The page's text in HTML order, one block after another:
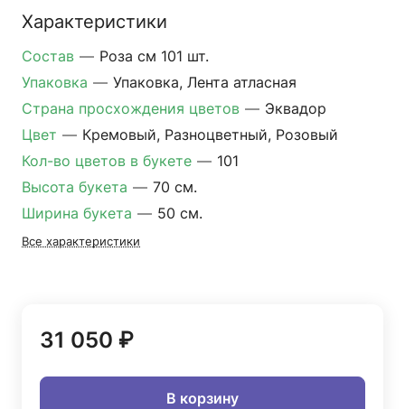
Характеристики
Состав — Роза см 101 шт.
Упаковка — Упаковка, Лента атласная
Страна просхождения цветов — Эквадор
Цвет — Кремовый, Разноцветный, Розовый
Кол-во цветов в букете — 101
Высота букета — 70 см.
Ширина букета — 50 см.
Все характеристики
31 050 ₽
В корзину